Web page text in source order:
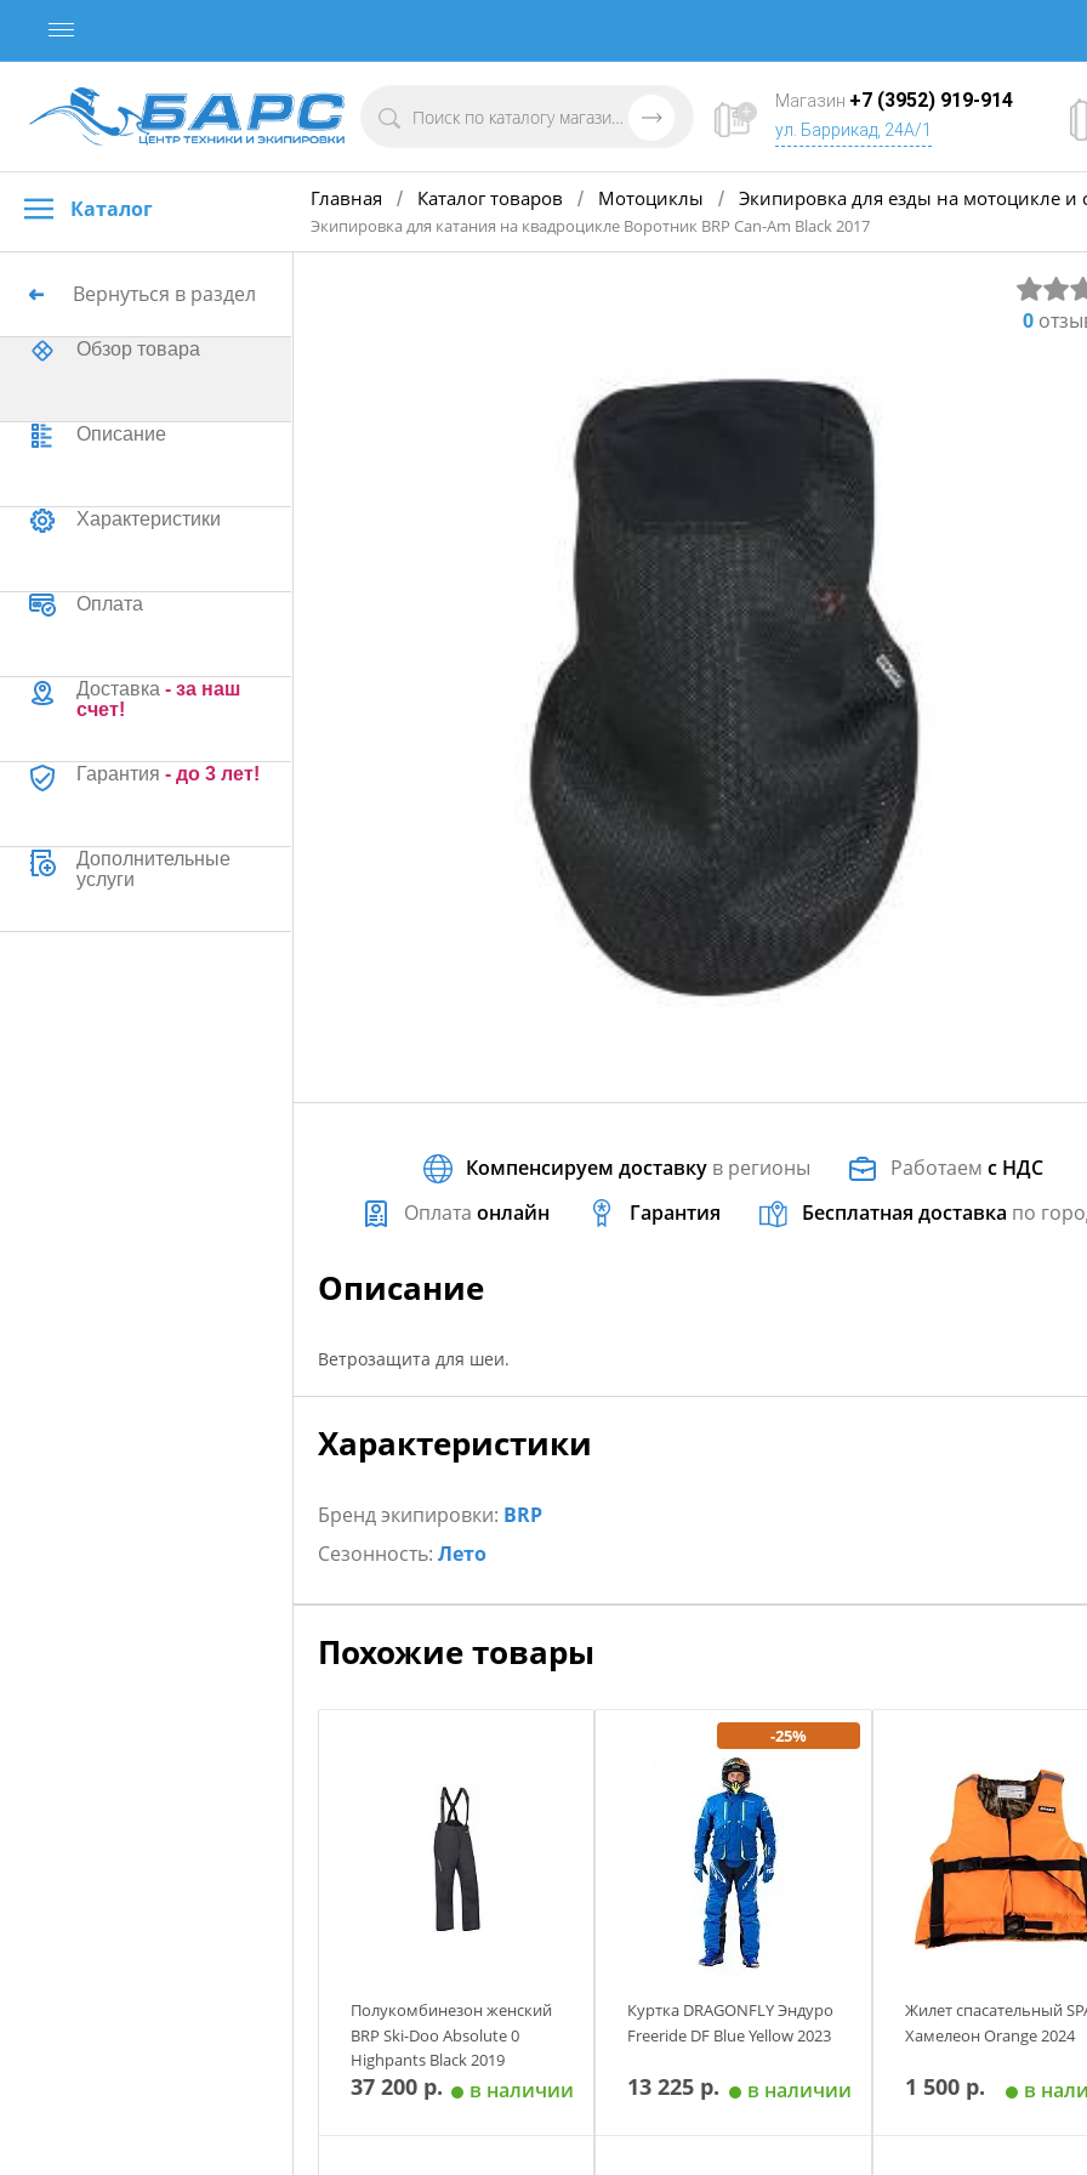
Магазин +7 (3952) 919-914
ул. Баррикад, 24А/1
Каталог Главная / Каталог товаров / Мотоциклы / Экипировка для езды на мотоцикле и
Экипировка для катания на квадроцикле Воротник BRP Can-Am Black 2017
Вернуться в раздел
Обзор товара
Описание
Характеристики
Оплата
Доставка - за наш
счет!
Гарантия - до 3 лет!
Дополнительные
услуги
0
Компенсируем доставку в регионы Работаемс НДС
Оплата онлайн Гарантия Бесплатная доставка по
Описание
Ветрозащита для шеи.
Характеристики
Бренд экипировки: BRP
Сезонность: Лето
Похожие товары
Полукомбинезон женский
BRP Ski-Doo Absolute 0
Highpants Black 2019
37 200 р. в наличии
-25%
Куртка DRAGONFLY Эндуро
Freeride DF Blue Yellow 2023
13 225 р. в наличии
Жилет спасательный
Хамелеон Orange 2024
1 500 р. в